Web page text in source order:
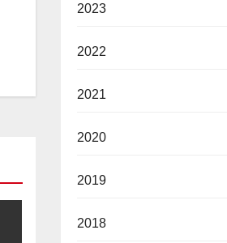
2023
2022
2021
2020
2019
2018